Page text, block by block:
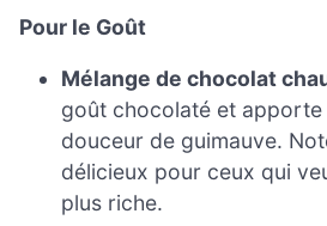
Pour le Goût
Mélange de chocolat
goût chocolaté et apporte
douceur de guimauve.
délicieux pour ceux qui
plus riche.